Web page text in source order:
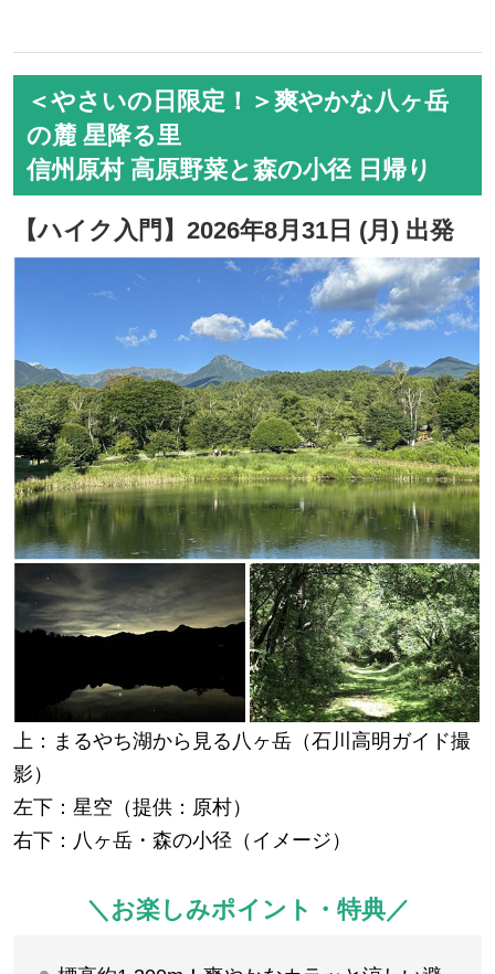
＜やさいの日限定！＞爽やかな八ヶ岳
の麓 星降る里
信州原村 高原野菜と森の小径 日帰り
【ハイク入門】2026年8月31日 (月) 出発
上：まるやち湖から見る八ヶ岳（石川高明ガイド撮
影）
左下：星空（提供：原村）
右下：八ヶ岳・森の小径（イメージ）
＼お楽しみポイント・特典／